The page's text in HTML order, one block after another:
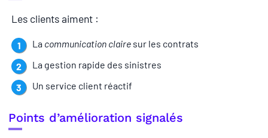
Les clients aiment :
La communication claire sur les contrats
La gestion rapide des sinistres
Un service client réactif
Points d’amélioration signalés